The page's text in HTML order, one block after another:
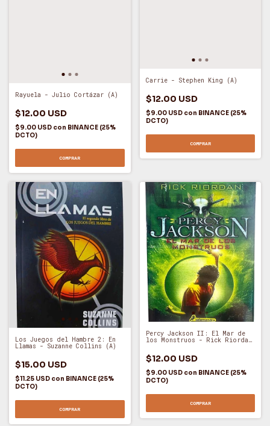
Rayuela - Julio Cortázar (A)
$12.00 USD
$9.00 USD con BINANCE (25%
DCTO)
COMPRAR
Carrie - Stephen King (A)
$12.00 USD
$9.00 USD con BINANCE (25%
DCTO)
COMPRAR
Los Juegos del Hambre 2: En
Llamas - Suzanne Collins (A)
$15.00 USD
$11.25 USD con BINANCE (25%
DCTO)
COMPRAR
Percy Jackson II: El Mar de
los Monstruos - Rick Riordan
$12.00 USD
$9.00 USD con BINANCE (25%
DCTO)
COMPRAR